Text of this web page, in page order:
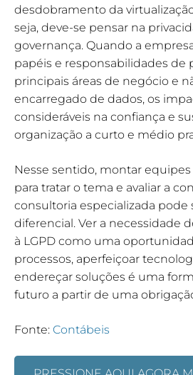
desdobramento da
seja, deve-se pensar na
governança. Quando a
papéis e responsabilidades de
principais áreas de negócio e
encarregado de dados, os
consideráveis na confiança e
organização a curto e médio
Nesse sentido, montar
para tratar o tema e avaliar a
consultoria especializada pode
diferencial. Ver a necessidade
à LGPD como uma
processos, aperfeiçoar
endereçar soluções é uma
futuro a partir de uma
Fonte: Contábeis